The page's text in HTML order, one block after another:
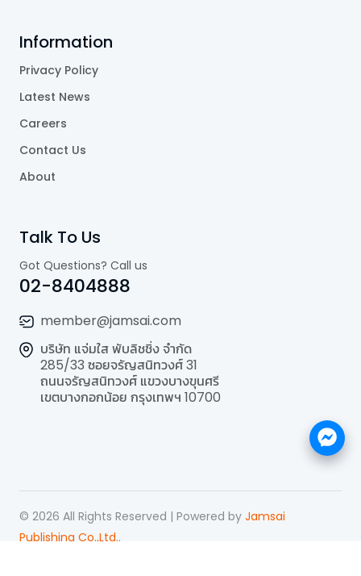
Information
Privacy Policy
Latest News
Careers
Contact Us
About
Talk To Us
Got Questions? Call us
02-8404888
member@jamsai.com
บริษัท แจ่มใส พับลิชชิ่ง จำกัด
285/33 ซอยจรัญสนิทวงศ์ 31
ถนนจรัญสนิทวงศ์ แขวงบางขุนศรี
เขตบางกอกน้อย กรุงเทพฯ 10700
© 2026 All Rights Reserved | Powered by Jamsai
Publishing Co.,Ltd..